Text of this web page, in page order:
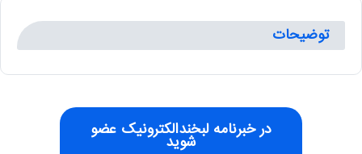
توضیحات
در خبرنامه لبخندالکترونیک عضو
شوید